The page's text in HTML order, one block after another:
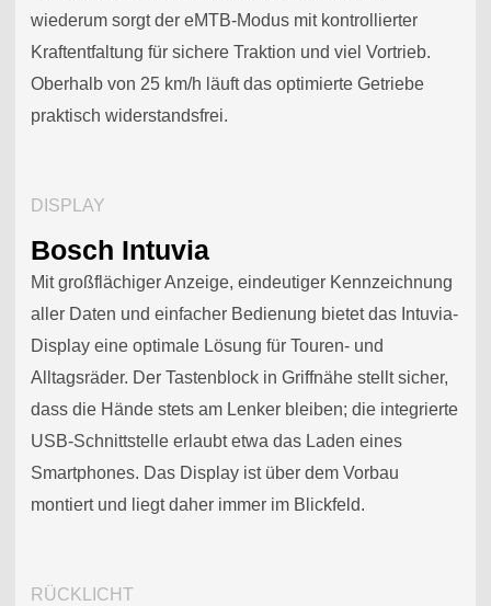
wiederum sorgt der eMTB-Modus mit kontrollierter
Kraftentfaltung für sichere Traktion und viel Vortrieb.
Oberhalb von 25 km/h läuft das optimierte Getriebe
praktisch widerstandsfrei.
DISPLAY
Bosch Intuvia
Mit großflächiger Anzeige, eindeutiger Kennzeichnung
aller Daten und einfacher Bedienung bietet das Intuvia-
Display eine optimale Lösung für Touren- und
Alltagsräder. Der Tastenblock in Griffnähe stellt sicher,
dass die Hände stets am Lenker bleiben; die integrierte
USB-Schnittstelle erlaubt etwa das Laden eines
Smartphones. Das Display ist über dem Vorbau
montiert und liegt daher immer im Blickfeld.
RÜCKLICHT